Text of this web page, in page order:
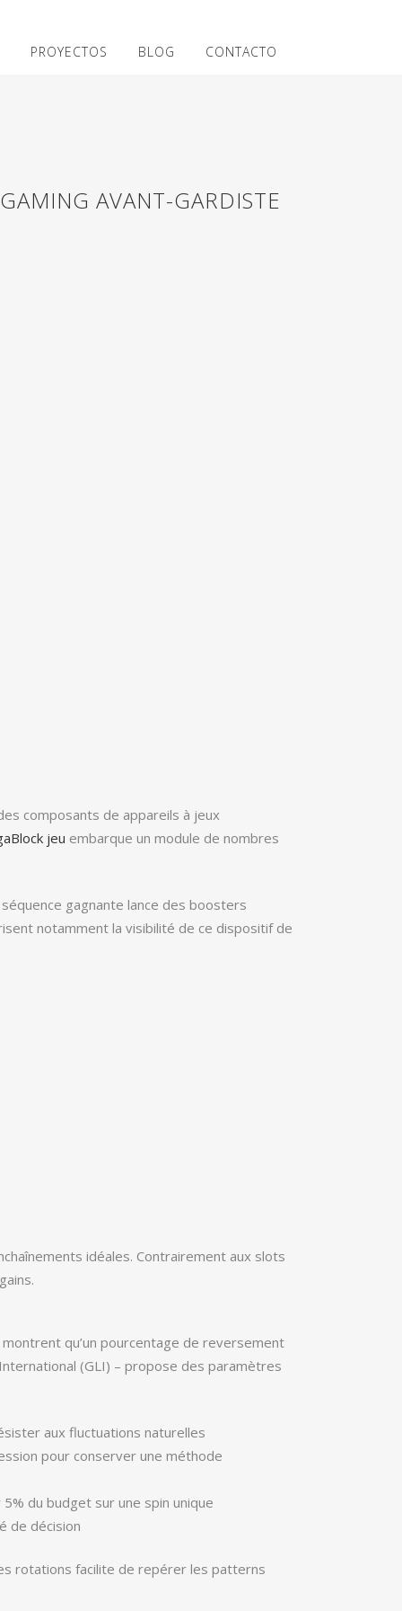
PROYECTOS BLOG CONTACTO
AVANT-GARDISTE
composants de appareils à jeux
jeu embarque un module de nombres
gagnante lance des boosters
notamment la visibilité de ce dispositif de
idéales. Contrairement aux slots
qu’un pourcentage de reversement
(GLI) – propose des paramètres
aux fluctuations naturelles
pour conserver une méthode
du budget sur une spin unique
de décision
rotations facilite de repérer les patterns